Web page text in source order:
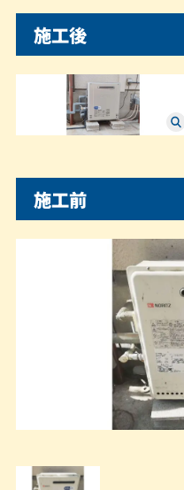
施工後
施工前